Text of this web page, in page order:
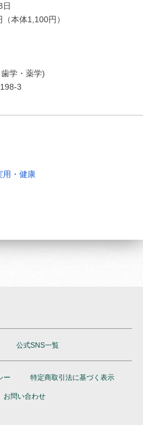
日
（本体1,100円）
学・薬学)
3
用・健康
公式SNS一覧
ー 特定商取引法に基づく表示
お問い合わせ